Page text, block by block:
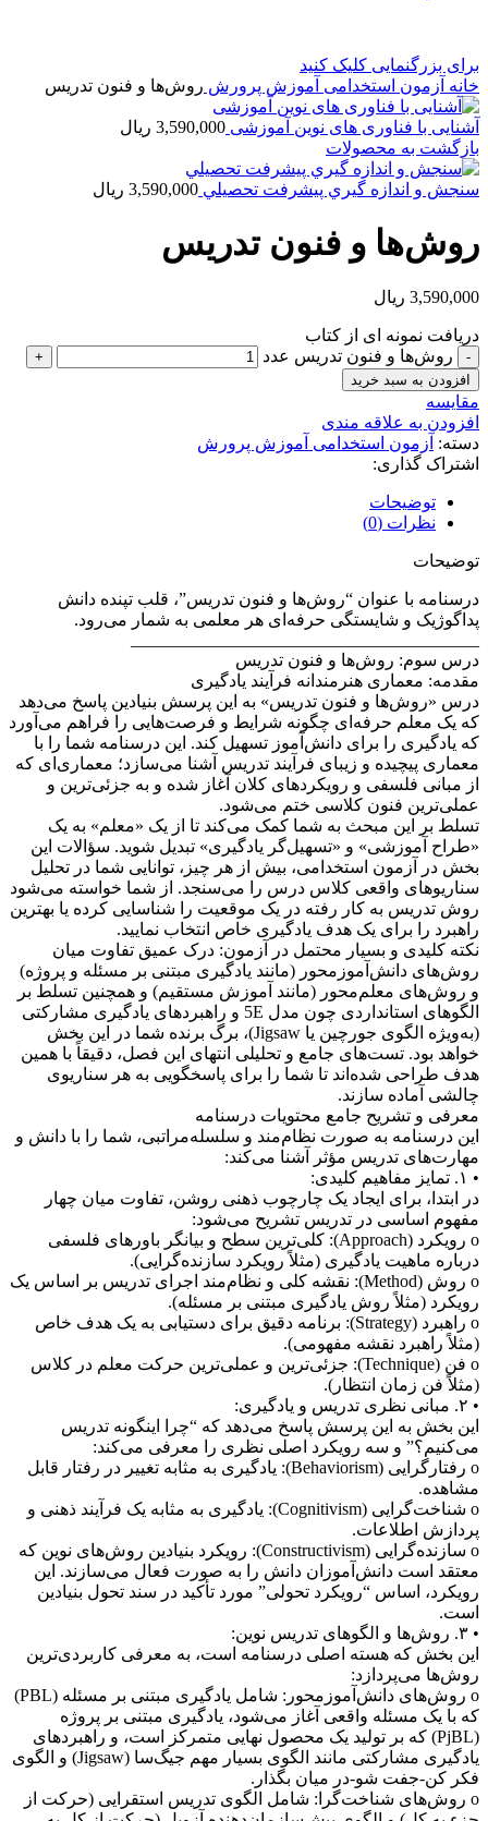
برای بزرگنمایی کلیک کنید
خانه آزمون استخدامی آموزش پرورش روش‌ها و فنون تدریس
آشنایی با فناوری های نوین آموزشی 3,590,000 ریال
بازگشت به محصولات
سنجش و اندازه گيري پيشرفت تحصيلي 3,590,000 ریال
روش‌ها و فنون تدریس
3,590,000 ریال
دریافت نمونه ای از کتاب
روش‌ها و فنون تدریس عدد
افزودن به سبد خرید
مقايسه
افزودن به علاقه مندی
دسته: آزمون استخدامی آموزش پرورش
اشتراک گذاری:
توضیحات
نظرات (0)
توضیحات
درسنامه با عنوان “روش‌ها و فنون تدریس”، قلب تپنده دانش
پداگوژیک و شایستگی حرفه‌ای هر معلمی به شمار می‌رود.
درس سوم: روش‌ها و فنون تدریس
مقدمه: معماری هنرمندانه فرآیند یادگیری
درس «روش‌ها و فنون تدریس» به این پرسش بنیادین پاسخ می‌دهد
که یک معلم حرفه‌ای چگونه شرایط و فرصت‌هایی را فراهم می‌آورد
که یادگیری را برای دانش‌آموز تسهیل کند. این درسنامه شما را با
معماری پیچیده و زیبای فرآیند تدریس آشنا می‌سازد؛ معماری‌ای که
از مبانی فلسفی و رویکردهای کلان آغاز شده و به جزئی‌ترین و
عملی‌ترین فنون کلاسی ختم می‌شود.
تسلط بر این مبحث به شما کمک می‌کند تا از یک «معلم» به یک
«طراح آموزشی» و «تسهیل‌گر یادگیری» تبدیل شوید. سؤالات این
بخش در آزمون استخدامی، بیش از هر چیز، توانایی شما در تحلیل
سناریوهای واقعی کلاس درس را می‌سنجد. از شما خواسته می‌شود
روش تدریس به کار رفته در یک موقعیت را شناسایی کرده یا بهترین
راهبرد را برای یک هدف یادگیری خاص انتخاب نمایید.
نکته کلیدی و بسیار محتمل در آزمون: درک عمیق تفاوت میان
روش‌های دانش‌آموزمحور (مانند یادگیری مبتنی بر مسئله و پروژه)
و روش‌های معلم‌محور (مانند آموزش مستقیم) و همچنین تسلط بر
الگوهای استانداردی چون مدل 5E و راهبردهای یادگیری مشارکتی
(به‌ویژه الگوی جورچین یا Jigsaw)، برگ برنده شما در این بخش
خواهد بود. تست‌های جامع و تحلیلی انتهای این فصل، دقیقاً با همین
هدف طراحی شده‌اند تا شما را برای پاسخگویی به هر سناریوی
چالشی آماده سازند.
معرفی و تشریح جامع محتویات درسنامه
این درسنامه به صورت نظام‌مند و سلسله‌مراتبی، شما را با دانش و
مهارت‌های تدریس مؤثر آشنا می‌کند:
• ۱. تمایز مفاهیم کلیدی:
در ابتدا، برای ایجاد یک چارچوب ذهنی روشن، تفاوت میان چهار
مفهوم اساسی در تدریس تشریح می‌شود:
o رویکرد (Approach): کلی‌ترین سطح و بیانگر باورهای فلسفی
درباره ماهیت یادگیری (مثلاً رویکرد سازنده‌گرایی).
o روش (Method): نقشه کلی و نظام‌مند اجرای تدریس بر اساس یک
رویکرد (مثلاً روش یادگیری مبتنی بر مسئله).
o راهبرد (Strategy): برنامه دقیق برای دستیابی به یک هدف خاص
(مثلاً راهبرد نقشه مفهومی).
o فن (Technique): جزئی‌ترین و عملی‌ترین حرکت معلم در کلاس
(مثلاً فن زمان انتظار).
• ۲. مبانی نظری تدریس و یادگیری:
این بخش به این پرسش پاسخ می‌دهد که “چرا اینگونه تدریس
می‌کنیم؟” و سه رویکرد اصلی نظری را معرفی می‌کند:
o رفتارگرایی (Behaviorism): یادگیری به مثابه تغییر در رفتار قابل
مشاهده.
o شناخت‌گرایی (Cognitivism): یادگیری به مثابه یک فرآیند ذهنی و
پردازش اطلاعات.
o سازنده‌گرایی (Constructivism): رویکرد بنیادین روش‌های نوین که
معتقد است دانش‌آموزان دانش را به صورت فعال می‌سازند. این
رویکرد، اساس “رویکرد تحولی” مورد تأکید در سند تحول بنیادین
است.
• ۳. روش‌ها و الگوهای تدریس نوین:
این بخش که هسته اصلی درسنامه است، به معرفی کاربردی‌ترین
روش‌ها می‌پردازد:
o روش‌های دانش‌آموزمحور: شامل یادگیری مبتنی بر مسئله (PBL)
که با یک مسئله واقعی آغاز می‌شود، یادگیری مبتنی بر پروژه
(PjBL) که بر تولید یک محصول نهایی متمرکز است، و راهبردهای
یادگیری مشارکتی مانند الگوی بسیار مهم جیگ‌سا (Jigsaw) و الگوی
فکر کن-جفت شو-در میان بگذار.
o روش‌های شناخت‌گرا: شامل الگوی تدریس استقرایی (حرکت از